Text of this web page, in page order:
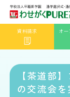
資料請求 オ
【茶道部
の交流会